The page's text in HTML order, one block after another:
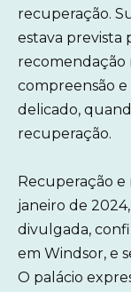
recuperação.
estava prevista
recomendação
compreensão
delicado,
recuperação.
Recuperação
janeiro de
divulgada,
em Windsor, e
O palácio